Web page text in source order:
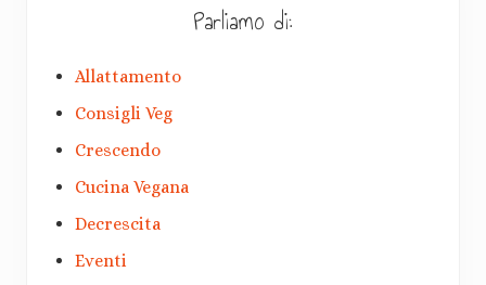
Parliamo di:
Allattamento
Consigli Veg
Crescendo
Cucina Vegana
Decrescita
Eventi